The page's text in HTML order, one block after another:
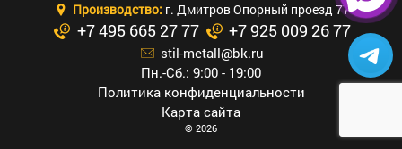
Производство: г. Дмитров Опорный проезд 77
+7 495 665 27 77 +7 925 009 26 77
stil-metall@bk.ru
Пн.-Сб.: 9:00 - 19:00
Политика конфиденциальности
Карта сайта
© 2026